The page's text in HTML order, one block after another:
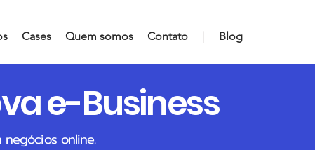
Cases Quem somos Contato Blog
e-Business
negócios online.